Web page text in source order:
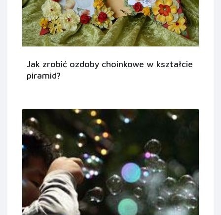
Jak zrobić ozdoby choinkowe w kształcie
piramid?